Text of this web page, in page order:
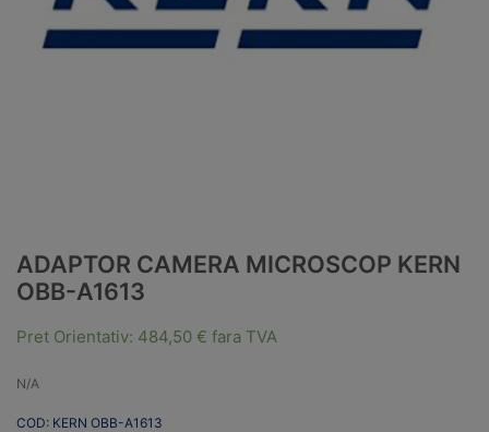
ADAPTOR CAMERA MICROSCOP KERN
OBB-A1613
Pret Orientativ: 484,50 € fara TVA
N/A
COD: KERN OBB-A1613